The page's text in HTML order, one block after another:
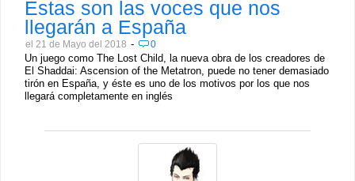
Estas son las voces que nos
llegarán a España
el 21 de Mayo del 2018 - 0
Un juego como The Lost Child, la nueva obra de los creadores de
El Shaddai: Ascension of the Metatron, puede no tener demasiado
tirón en España, y éste es uno de los motivos por los que nos
llegará completamente en inglés